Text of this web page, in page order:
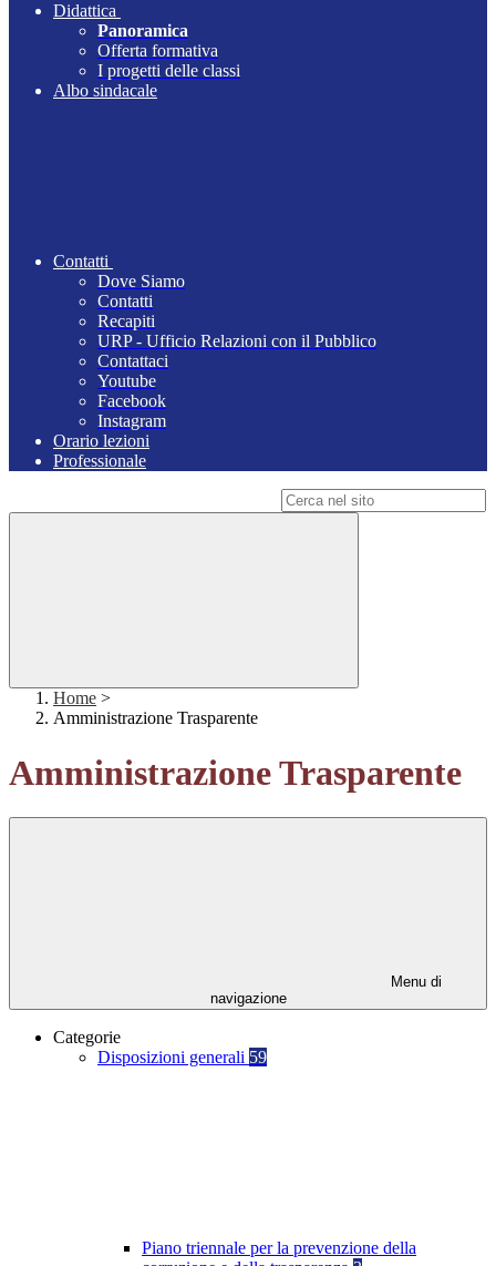
Didattica
Panoramica
Offerta formativa
I progetti delle classi
Albo sindacale
Contatti
Dove Siamo
Contatti
Recapiti
URP - Ufficio Relazioni con il Pubblico
Contattaci
Youtube
Facebook
Instagram
Orario lezioni
Professionale
Home >
Amministrazione Trasparente
Amministrazione Trasparente
Menu di
navigazione
Categorie
Disposizioni generali 59
Piano triennale per la prevenzione della